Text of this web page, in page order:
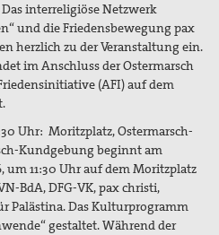
interreligiöse Netzwerk
und die Friedensbewegung pax
herzlich zu der Veranstaltung ein.
im Anschluss der Ostermarsch
(AFI) auf dem
Uhr:Moritzplatz,Ostermarsch-
Kundgebung beginnt am
um 11:30 Uhr auf dem Moritzplatz
BdA, DFG-VK, pax christi,
Palästina. Das Kulturprogramm
gestaltet. Während der